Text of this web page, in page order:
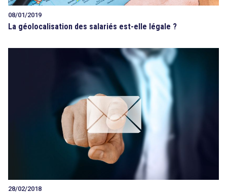
08/01/2019
La géolocalisation des salariés est-elle légale ?
28/02/2018